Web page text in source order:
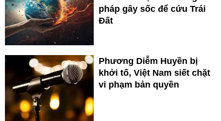
pháp gây sốc để cứu Trái
Đất
Phương Diễm Huyền bị
khởi tố, Việt Nam siết chặt
vi phạm bản quyền